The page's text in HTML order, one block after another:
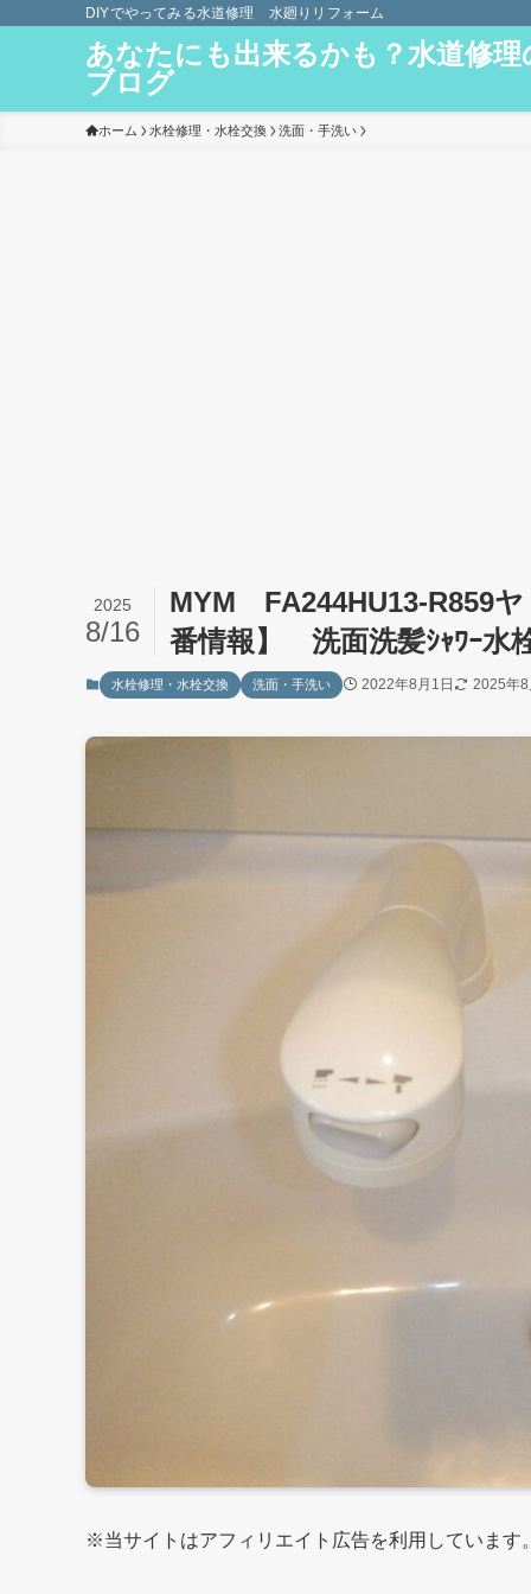
DIYでやってみる水道修理 水廻りリフォーム
あなたにも出来るかも？水道修理
ブログ
ホーム 水栓修理・水栓交換 洗面・手洗い
MYM FA244HU13-R859ヤ
番情報】 洗面洗髪ｼｬﾜｰ水
2025
8/16
水栓修理・水栓交換 洗面・手洗い 2022年8月1日 2025年
※当サイトはアフィリエイト広告を利用しています